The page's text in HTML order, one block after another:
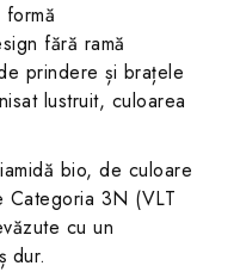
fără ramă
prindere și brațele
lustruit, culoarea
bio, de culoare
3N (VLT
cu un
dur.